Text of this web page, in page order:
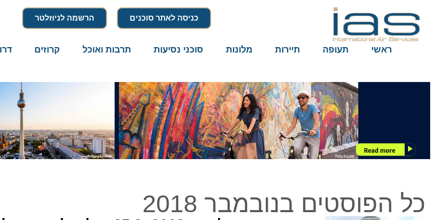
כניסה לאתר סוכנים הרשמה לניוזלטר
ראשי תעופה תיירות מלונות סוכני נסיעות תרבות ואוכל קרוזים
כל הפוסטים בנובמבר 2018